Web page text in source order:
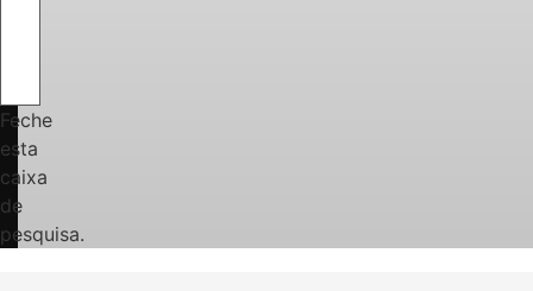
Feche
esta
caixa
de
pesquisa.